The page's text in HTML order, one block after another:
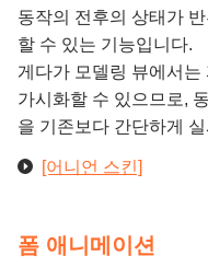
동작의 전후의 상태가
할 수 있는 기능입니다.
게다가 모델링 뷰에서는
가시화할 수 있으므로,
을 기존보다 간단하게
[어니언 스킨]
폼 애니메이션